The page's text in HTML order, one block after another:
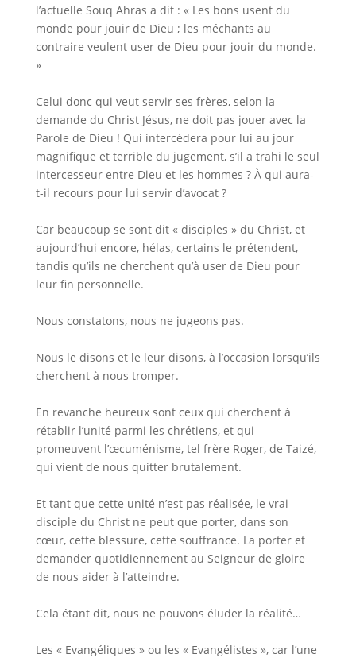
l’actuelle Souq Ahras a dit : « Les bons usent du
monde pour jouir de Dieu ; les méchants au
contraire veulent user de Dieu pour jouir du monde.
»
Celui donc qui veut servir ses frères, selon la
demande du Christ Jésus, ne doit pas jouer avec la
Parole de Dieu ! Qui intercédera pour lui au jour
magnifique et terrible du jugement, s’il a trahi le seul
intercesseur entre Dieu et les hommes ? À qui aura-
t-il recours pour lui servir d’avocat ?
Car beaucoup se sont dit « disciples » du Christ, et
aujourd’hui encore, hélas, certains le prétendent,
tandis qu’ils ne cherchent qu’à user de Dieu pour
leur fin personnelle.
Nous constatons, nous ne jugeons pas.
Nous le disons et le leur disons, à l’occasion lorsqu’ils
cherchent à nous tromper.
En revanche heureux sont ceux qui cherchent à
rétablir l’unité parmi les chrétiens, et qui
promeuvent l’œcuménisme, tel frère Roger, de Taizé,
qui vient de nous quitter brutalement.
Et tant que cette unité n’est pas réalisée, le vrai
disciple du Christ ne peut que porter, dans son
cœur, cette blessure, cette souffrance. La porter et
demander quotidiennement au Seigneur de gloire
de nous aider à l’atteindre.
Cela étant dit, nous ne pouvons éluder la réalité…
Les « Evangéliques » ou les « Evangélistes », car l’une